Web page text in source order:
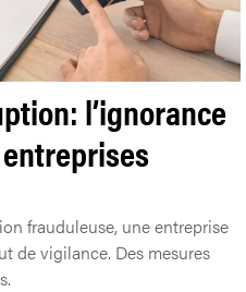
l’ignorance
frauduleuse, une entreprise
de vigilance. Des mesures